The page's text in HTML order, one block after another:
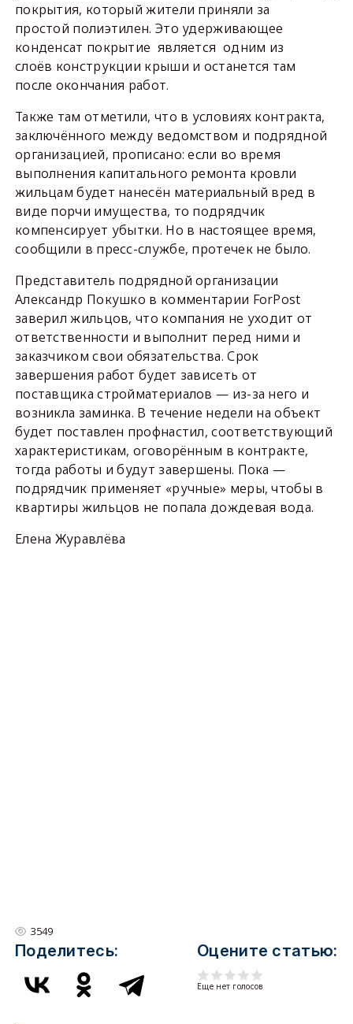
покрытия, который жители приняли за
простой полиэтилен. Это удерживающее
конденсат покрытие является одним из
слоёв конструкции крыши и останется там
после окончания работ.
Также там отметили, что в условиях контракта,
заключённого между ведомством и подрядной
организацией, прописано: если во время
выполнения капитального ремонта кровли
жильцам будет нанесён материальный вред в
виде порчи имущества, то подрядчик
компенсирует убытки. Но в настоящее время,
сообщили в пресс-службе, протечек не было.
Представитель подрядной организации
Александр Покушко в комментарии ForPost
заверил жильцов, что компания не уходит от
ответственности и выполнит перед ними и
заказчиком свои обязательства. Срок
завершения работ будет зависеть от
поставщика стройматериалов — из-за него и
возникла заминка. В течение недели на объект
будет поставлен профнастил, соответствующий
характеристикам, оговорённым в контракте,
тогда работы и будут завершены. Пока —
подрядчик применяет «ручные» меры, чтобы в
квартиры жильцов не попала дождевая вода.
Елена Журавлёва
3549
Поделитесь: Оцените статью:
Еще нет голосов